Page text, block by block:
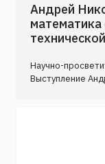
Андрей
Научно-
Выступление